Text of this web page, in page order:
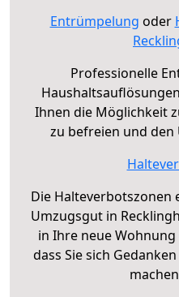
Entrümpelung oder
Professionelle
Ihnen die Möglichkeit
zu befreien und
Die Halteverbotszonen
Umzugsgut in
in Ihre neue
dass Sie sich